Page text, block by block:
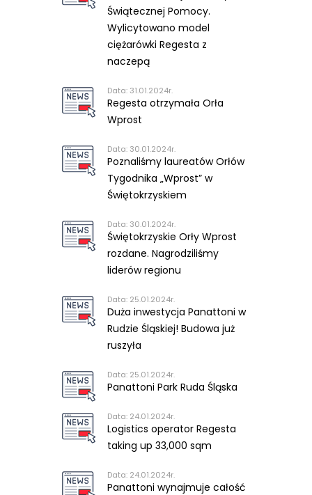
Świątecznej Pomocy.
Wylicytowano model
ciężarówki Regesta z
naczepą
Data: 31.01.2024r.
Regesta otrzymała Orła
Wprost
Data: 30.01.2024r.
Poznaliśmy laureatów Orłów
Tygodnika „Wprost” w
Świętokrzyskiem
Data: 30.01.2024r.
Świętokrzyskie Orły Wprost
rozdane. Nagrodziliśmy
liderów regionu
Data: 25.01.2024r.
Duża inwestycja Panattoni w
Rudzie Śląskiej! Budowa już
ruszyła
Data: 25.01.2024r.
Panattoni Park Ruda Śląska
Data: 24.01.2024r.
Logistics operator Regesta
taking up 33,000 sqm
Data: 24.01.2024r.
Panattoni wynajmuje całość